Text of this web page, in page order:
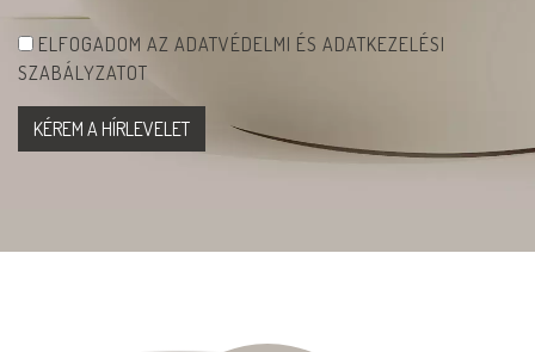
ELFOGADOM AZ ADATVÉDELMI ÉS ADATKEZELÉSI
SZABÁLYZATOT